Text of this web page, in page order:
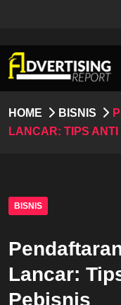
HOME BISNIS
LANCAR: TIPS
BISNIS
Lancar:
Pebisnis